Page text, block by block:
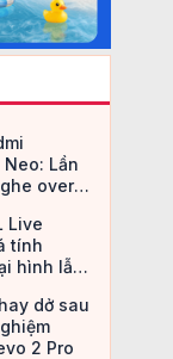
Lần
over-
Live
tính
hình lẫn
dở sau
2 Pro